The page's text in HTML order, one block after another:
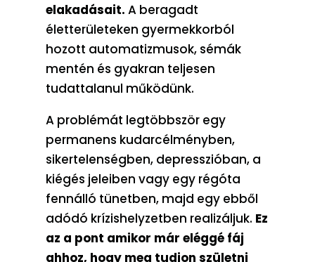
elakadásait. A beragadt
életterületeken gyermekkorból
hozott automatizmusok, sémák
mentén és gyakran teljesen
tudattalanul működünk.
A problémát legtöbbször egy
permanens kudarcélményben,
sikertelenségben, depresszióban, a
kiégés jeleiben vagy egy régóta
fennálló tünetben, majd egy ebből
adódó krízishelyzetben realizáljuk. Ez
az a pont amikor már eléggé fáj
ahhoz, hogy meg tudjon születni